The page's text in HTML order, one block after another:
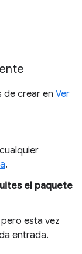
de crear en Ver
.
el paquete
esta vez
entrada.